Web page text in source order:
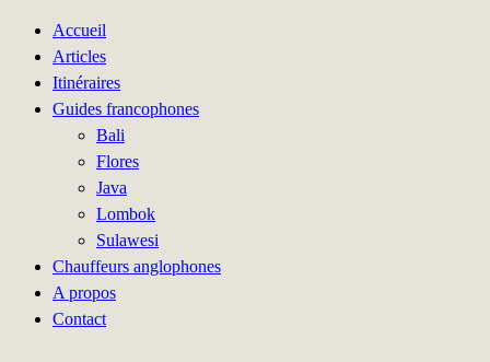
Accueil
Articles
Itinéraires
Guides francophones
Bali
Flores
Java
Lombok
Sulawesi
Chauffeurs anglophones
A propos
Contact